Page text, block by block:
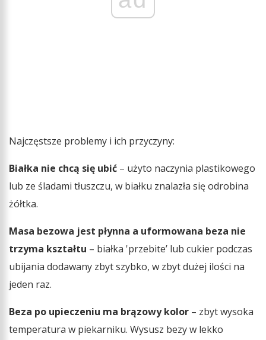
Najczęstsze problemy i ich przyczyny:
Białka nie chcą się ubić – użyto naczynia plastikowego
lub ze śladami tłuszczu, w białku znalazła się odrobina
żółtka.
Masa bezowa jest płynna a uformowana beza nie
trzyma kształtu – białka 'przebite’ lub cukier podczas
ubijania dodawany zbyt szybko, w zbyt dużej ilości na
jeden raz.
Beza po upieczeniu ma brązowy kolor – zbyt wysoka
temperatura w piekarniku. Wysusz bezy w lekko